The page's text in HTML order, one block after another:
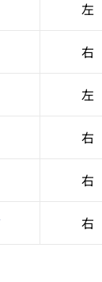
左
右
左
右
右
右